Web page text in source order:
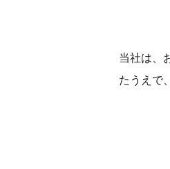
当社は、
たうえで